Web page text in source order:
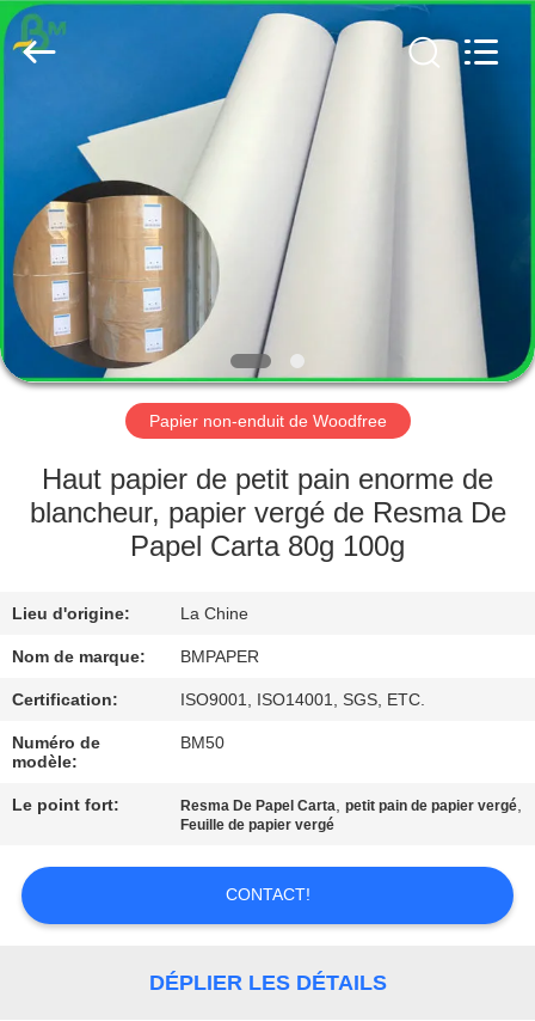
MAISON
PRODUITS
AU
SUJET
DE
NOUS
VISITE
D'USINE
DE
QUALITÉ
CONTACTEZ-
NOUS
CAS
GUANGZHOU
BMPAPER
CO.,
LTD..
Papier non-enduit de Woodfree
Haut papier de petit pain enorme de
blancheur, papier vergé de Resma De
Papel Carta 80g 100g
Lieu d'origine: La Chine
Nom de marque: BMPAPER
Certification: ISO9001, ISO14001, SGS, ETC.
Numéro de
modèle:
BM50
Le point fort: Resma De Papel Carta,petit pain de papier vergé,
Feuille de papier vergé
CONTACT!
DÉPLIER LES DÉTAILS